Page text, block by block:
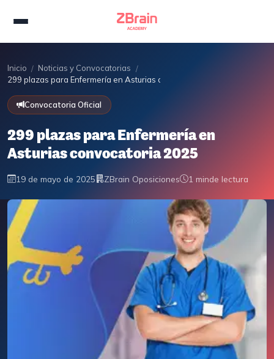
Inicio / Noticias y Convocatorias /
299 plazas para Enfermería en Asturias convocatoria 2025
Convocatoria Oficial
299 plazas para Enfermería en
Asturias convocatoria 2025
19 de mayo de 2025 ZBrain Oposiciones 1 minde lectura